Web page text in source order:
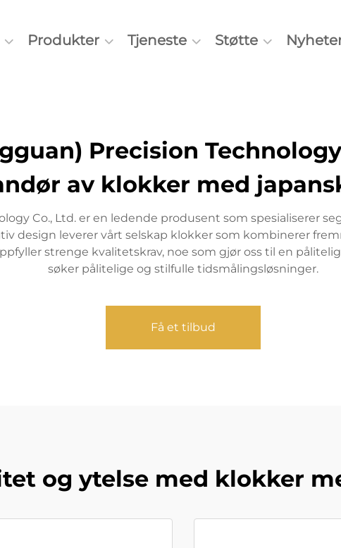
Produkter Tjeneste Støtte
Precision
av klokker med
Co., Ltd. er en ledende produsent som spesialiserer
design leverer vårt selskap klokker som kombinerer
strenge kvalitetskrav, noe som gjør oss til en
søker pålitelige og stilfulle tidsmålingsløsninger.
Få et tilbud
og ytelse med klokker